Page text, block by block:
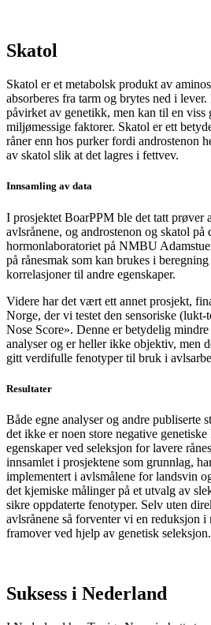
Skatol
Skatol er et metabolsk produkt av
absorberes fra tarm og brytes ned i
påvirket av genetikk, men kan til en viss
miljømessige faktorer. Skatol er ett
råner enn hos purker fordi androstenon
av skatol slik at det lagres i fettvev.
Innsamling av data
I prosjektet BoarPPM ble det tatt prøver
avlsrånene, og androstenon og skatol på
hormonlaboratoriet på NMBU
på rånesmak som kan brukes i
korrelasjoner til andre egenskaper.
Videre har det vært ett annet prosjekt,
Norge, der vi testet den sensoriske (lukt-
Nose Score». Denne er betydelig
analyser og er heller ikke objektiv, men
gitt verdifulle fenotyper til bruk i
Resultater
Både egne analyser og andre publiserte
det ikke er noen store negative
egenskaper ved seleksjon for lavere
innsamlet i prosjektene som grunnlag,
implementert i avlsmålene for landsvin
det kjemiske målinger på et utvalg av
sikre oppdaterte fenotyper. Selv uten
avlsrånene så forventer vi en reduksjon i
framover ved hjelp av genetisk seleksjon.
Suksess i Nederland